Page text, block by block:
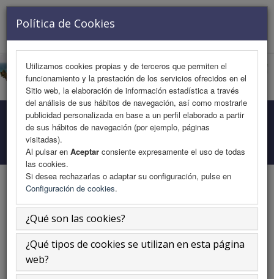
Política de Cookies
Utilizamos cookies propias y de terceros que permiten el
funcionamiento y la prestación de los servicios ofrecidos en el
Sitio web, la elaboración de información estadística a través
del análisis de sus hábitos de navegación, así como mostrarle
publicidad personalizada en base a un perfil elaborado a partir
de sus hábitos de navegación (por ejemplo, páginas
visitadas).
Al pulsar en Aceptar consiente expresamente el uso de todas
las cookies.
Si desea rechazarlas o adaptar su configuración, pulse en
Configuración de cookies.
¿Qué son las cookies?
¿Qué tipos de cookies se utilizan en esta página
web?
Programa Medicina
Inicio
La enfermedad renal crónica con
insuficiencia cardiaca: Una necesidad
médica epidémica no cubierta.